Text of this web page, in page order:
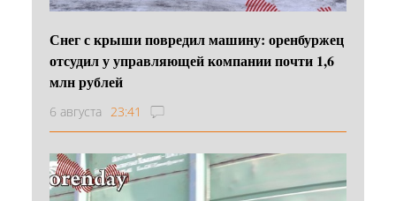
Снег с крыши повредил машину: оренбуржец
отсудил у управляющей компании почти 1,6
млн рублей
6 августа 23:41